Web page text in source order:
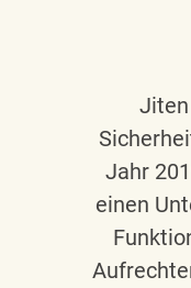
Jiten
Jahr
einen